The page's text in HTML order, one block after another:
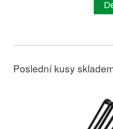
Poslední kusy